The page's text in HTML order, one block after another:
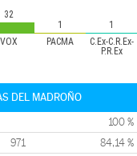
VOX PACMA
C.Ex-C.R.Ex-
P.R.Ex
32
1
1
DEL MADROÑO
100 %
971 84,14 %